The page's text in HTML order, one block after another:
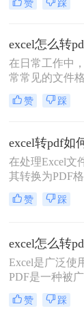
巧。
需要将Excel表
式能够保持文
平台和设备上
excel表格怎么
介绍三种将
的实用方法，
求。
赞 踩
在日常工作中
常常见的文件
据管理和分析
辑和跨平台的
件转换为PDF
改内容的情况
文将指导您
种常用的方法
赞 踩
在处理Excel文
其转换为PDF
印。保持格式
重要的要求。
时保持原格式
赞 踩
Excel是广泛使
PDF是一种被
打印的格式。
将Excel文件转
赞 踩